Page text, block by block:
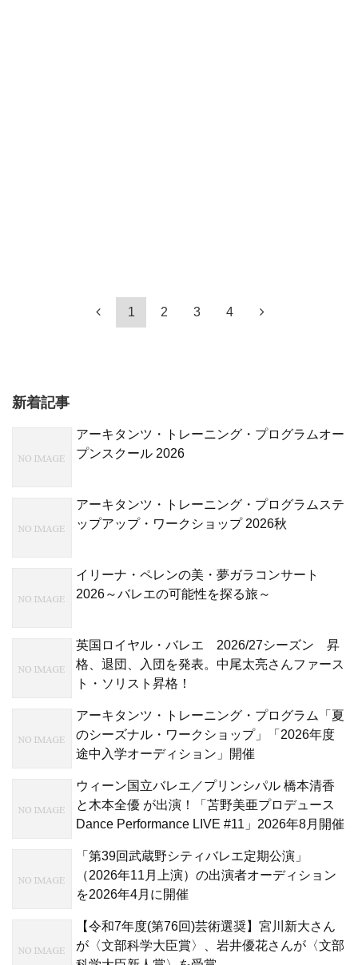
1 2 3 4
新着記事
アーキタンツ・トレーニング・プログラムオー
プンスクール 2026
アーキタンツ・トレーニング・プログラムステ
ップアップ・ワークショップ 2026秋
イリーナ・ペレンの美・夢ガラコンサート
2026～バレエの可能性を探る旅～
英国ロイヤル・バレエ 2026/27シーズン 昇
格、退団、入団を発表。中尾太亮さんファース
ト・ソリスト昇格！
アーキタンツ・トレーニング・プログラム「夏
のシーズナル・ワークショップ」「2026年度
途中入学オーディション」開催
ウィーン国立バレエ／プリンシパル 橋本清香
と木本全優 が出演！「苫野美亜プロデュース
Dance Performance LIVE #11」2026年8月開催
「第39回武蔵野シティバレエ定期公演」
（2026年11月上演）の出演者オーディション
を2026年4月に開催
【令和7年度(第76回)芸術選奨】宮川新大さん
が〈文部科学大臣賞〉、岩井優花さんが〈文部